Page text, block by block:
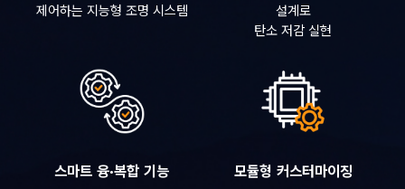
제어하는 지능형 조명 시스템
설계로
탄소 저감 실현
스마트 융·복합 기능 모듈형 커스터마이징